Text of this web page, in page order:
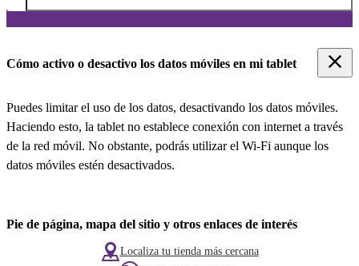
Cómo activo o desactivo los datos móviles en mi tablet
Puedes limitar el uso de los datos, desactivando los datos móviles.
Haciendo esto, la tablet no establece conexión con internet a través
de la red móvil. No obstante, podrás utilizar el Wi-Fi aunque los
datos móviles estén desactivados.
Pie de página, mapa del sitio y otros enlaces de interés
Localiza tu tienda más cercana